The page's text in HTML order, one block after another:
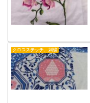
クロスステッチ、刺繍